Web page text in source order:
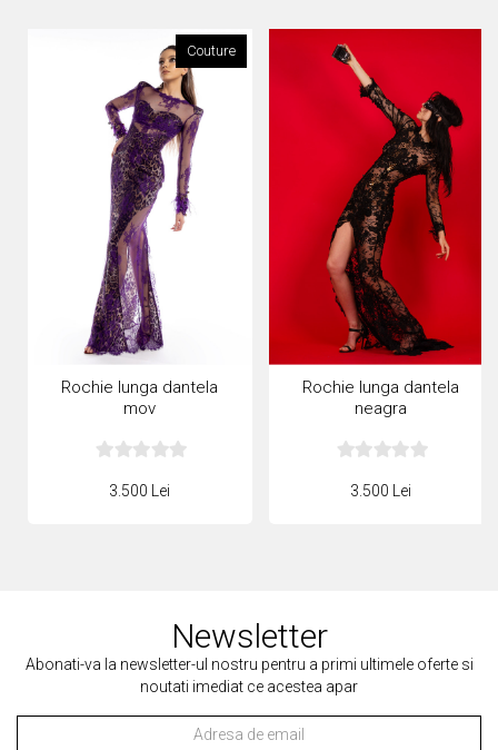
Couture
Rochie lunga dantela
mov
3.500 Lei
Rochie lunga dantela
neagra
3.500 Lei
Newsletter
Abonati-va la newsletter-ul nostru pentru a primi ultimele oferte si
noutati imediat ce acestea apar